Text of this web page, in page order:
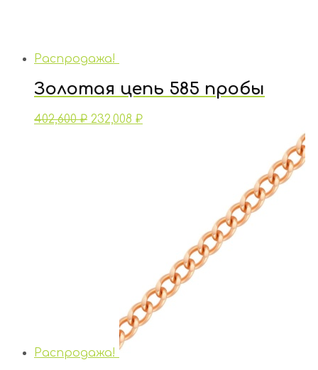
Распродажа!
Золотая цепь 585 пробы
402,600₽ 232,008 ₽
Распродажа!